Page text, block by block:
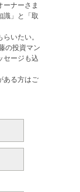
ーナーさま
識」と「取
いたい。
の投資マン
セージも込
ある方はご